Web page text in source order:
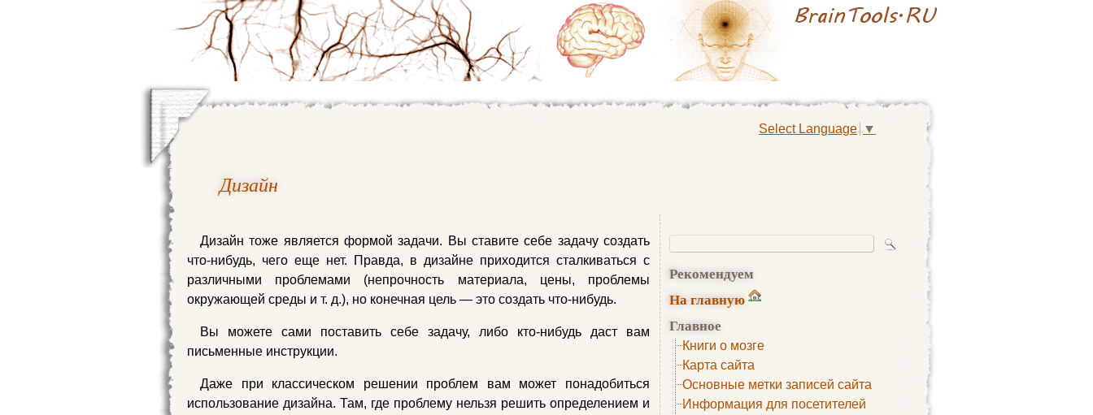
Select Language ▼
Дизайн
Рекомендуем
На главную
Главное
Книги о мозге
Карта сайта
Основные метки записей сайта
Информация для посетителей
Дизайн тоже является формой задачи. Вы ставите себе задачу создать
что-нибудь, чего еще нет. Правда, в дизайне приходится сталкиваться с
различными проблемами (непрочность материала, цены, проблемы
окружающей среды и т. д.), но конечная цель — это создать что-нибудь.
Вы можете сами поставить себе задачу, либо кто-нибудь даст вам
письменные инструкции.
Даже при классическом решении проблем вам может понадобиться
использование дизайна. Там, где проблему нельзя решить определением и